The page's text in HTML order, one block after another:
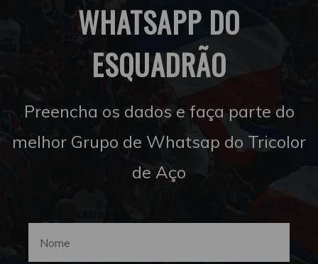
WHATSAPP DO
ESQUADRÃO
Preencha os dados e faça parte do
melhor Grupo de Whatsap do Tricolor
de Aço